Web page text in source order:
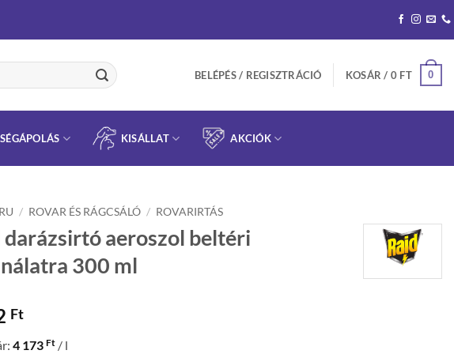
BELÉPÉS / REGISZTRÁCIÓ KOSÁR / 0 FT 0
KISÁLLAT AKCIÓK
/ ROVAR ÉS RÁGCSÁLÓ / ROVARIRTÁS
darázsirtó aeroszol beltéri
300 ml
Ft
4 173 Ft / l